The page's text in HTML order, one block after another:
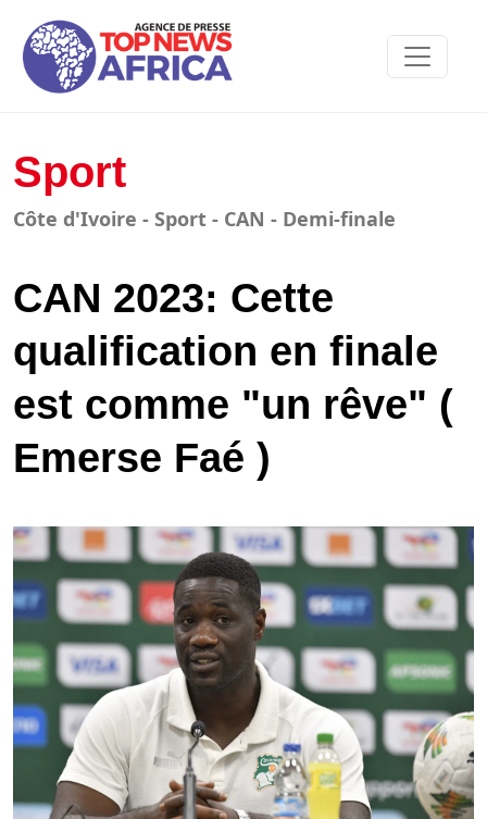
Sport
Côte d'Ivoire - Sport - CAN - Demi-finale
CAN 2023: Cette
qualification en finale
est comme "un rêve" (
Emerse Faé )